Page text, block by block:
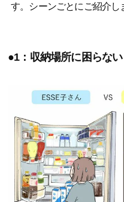
す。シーンごとにご紹介し
●1：収納場所に困らない